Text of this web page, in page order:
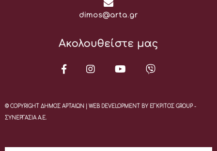
Email:
dimos@arta.gr
Ακολουθείστε μας
© COPYRIGHT ΔΗΜΟΣ ΑΡΤΑΙΩΝ | WEB DEVELOPMENT BY ΕΓΚΡΙΤΟΣ GROUP -
ΣΥΝΕΡΓΑΣΙΑ Α.Ε.